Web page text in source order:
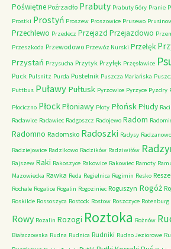
Poświętne Poźrzadło Prabuty Prabuty Góry Pranie
Prostki Prostyń Proszew Proszowice Prusewo
Przechlewo Przedecz Przejazd Przejazdowo
Przeszkoda Przewodowo Przewóz Nurski Przełęk
Przystań Przysucha Przytyk Przyłęk Przęsławice
Puck Pulsnitz Purda Pustelnik Puszcza Mariańska
Puttbus Puławy Pułtusk Pyrzowice Pyrzyce Pyzdry
Płociczno PłockPłoniawy Płoty PłońskPłudy
Racławice Radawiec Radgoszcz Radojewo Radom
Radomno Radomsko Radoszki Radysy Radzanowo
Radziejowice Radzikowo Radzików Radziwiłów
Rajszew Raki Rakoszyce Rakowice Rakowiec Ramoty
Mazowiecka Rawka Reda Regielnica Regimin Resko
Rochale Rogalice Rogalin Rogoziniec Roguszyn Rogóż
Roskilde Rossoszyca Rostock Rostow Roszczyce Rotenburg
Rowy Rozalin Rozogi Roztoka Rożnów
Białaczowska Rudna Rudnica Rudniki Rudno Jeziorowe